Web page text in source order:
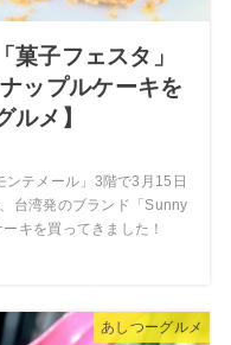
菓子フェスタ」
ップルケーキを
ルメ】
テメール」3階で3月15日
台湾発のブランド「Sunny
キを買ってきました！
あしつーグルメ